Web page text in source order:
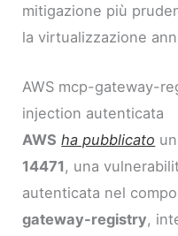
mitigazione più
la virtualizzazione
AWS mcp-gateway-
injection autenticata
AWS ha pubblicato
14471, una
autenticata nel
gateway-registry,